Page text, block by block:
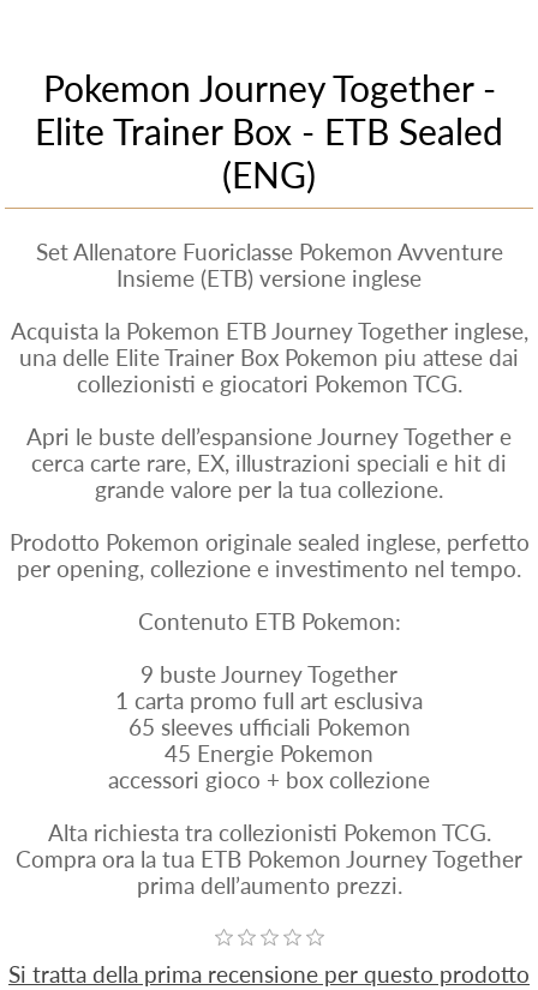
Pokemon Journey Together -
Elite Trainer Box - ETB Sealed
(ENG)
Set Allenatore Fuoriclasse Pokemon Avventure
Insieme (ETB) versione inglese
Acquista la Pokemon ETB Journey Together inglese,
una delle Elite Trainer Box Pokemon piu attese dai
collezionisti e giocatori Pokemon TCG.
Apri le buste dell’espansione Journey Together e
cerca carte rare, EX, illustrazioni speciali e hit di
grande valore per la tua collezione.
Prodotto Pokemon originale sealed inglese, perfetto
per opening, collezione e investimento nel tempo.
Contenuto ETB Pokemon:
9 buste Journey Together
1 carta promo full art esclusiva
65 sleeves ufficiali Pokemon
45 Energie Pokemon
accessori gioco + box collezione
Alta richiesta tra collezionisti Pokemon TCG.
Compra ora la tua ETB Pokemon Journey Together
prima dell’aumento prezzi.
Si tratta della prima recensione per questo prodotto